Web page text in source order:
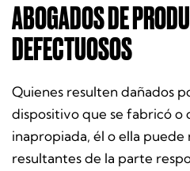
ABOGADOS DE
DEFECTUOSOS
Quienes resulten dañados
dispositivo que se fabricó o
inapropiada, él o ella puede
resultantes de la parte